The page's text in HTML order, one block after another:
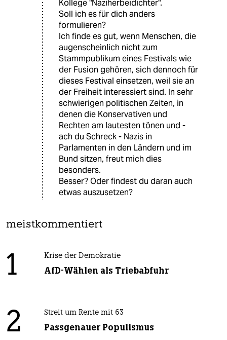
Kollege "Naziherbeidichter".
Soll ich es für dich anders
formulieren?
Ich finde es gut, wenn Menschen, die
augenscheinlich nicht zum
Stammpublikum eines Festivals wie
der Fusion gehören, sich dennoch für
dieses Festival einsetzen, weil sie an
der Freiheit interessiert sind. In sehr
schwierigen politischen Zeiten, in
denen die Konservativen und
Rechten am lautesten tönen und -
ach du Schreck - Nazis in
Parlamenten in den Ländern und im
Bund sitzen, freut mich dies
besonders.
Besser? Oder findest du daran auch
etwas auszusetzen?
meistkommentiert
1 Krise der Demokratie
AfD-Wählen als Triebabfuhr
2 Streit um Rente mit 63
Passgenauer Populismus